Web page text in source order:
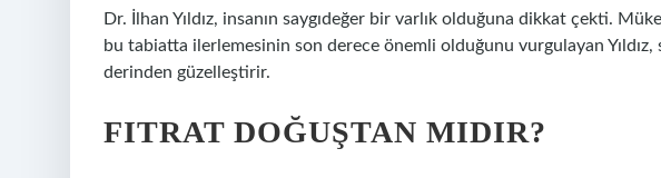
Dr. İlhan Yıldız, insanın saygıdeğer bir varlık olduğuna dikkat çekti.
bu tabiatta ilerlemesinin son derece önemli olduğunu vurgulayan Yıldız,
derinden güzelleştirir.
FITRAT DOĞUŞTAN MIDIR?